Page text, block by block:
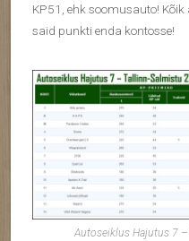
KP51, ehk soomusauto!
said punkti enda kontosse!
Autoseiklus Hajutus 7